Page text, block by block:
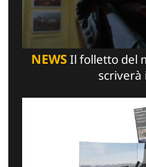
NEWSIl folletto del
scriverà